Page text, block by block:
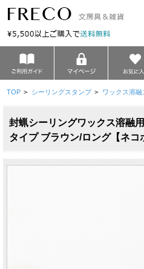
TOP > シーリングスタンプ > ワックス溶融
封蝋シーリングワックス溶融
タイプ ブラウン/ロング【ネコ